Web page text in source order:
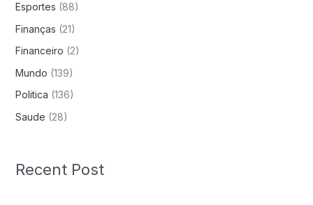
Esportes (88)
Finanças (21)
Financeiro (2)
Mundo (139)
Politica (136)
Saude (28)
Recent Post